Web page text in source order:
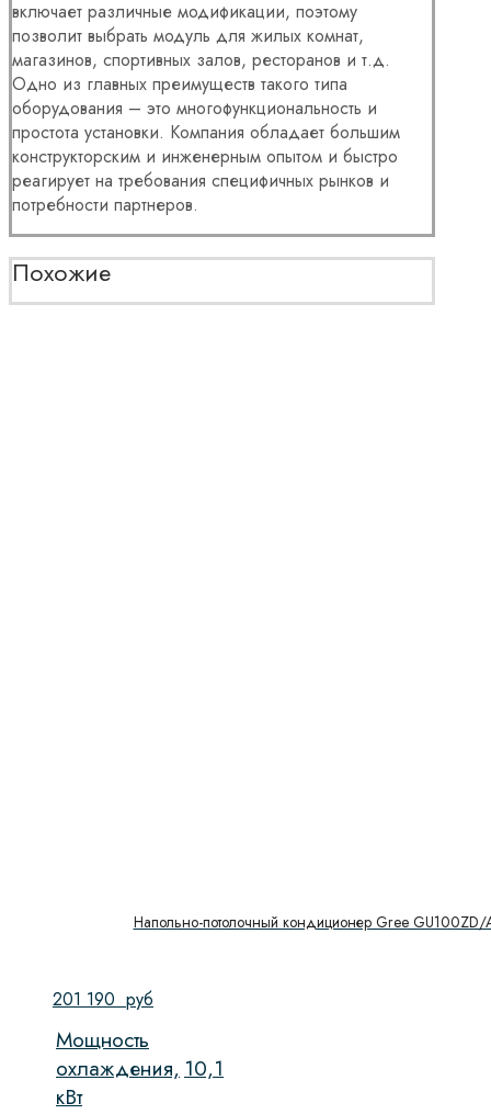
включает различные модификации, поэтому
позволит выбрать модуль для жилых комнат,
магазинов, спортивных залов, ресторанов и т.д.
Одно из главных преимуществ такого типа
оборудования – это многофункциональность и
простота установки. Компания обладает большим
конструкторским и инженерным опытом и быстро
реагирует на требования специфичных рынков и
потребности партнеров.
Похожие
Напольно-потолочный кондиционер Gree
201 190 руб
Мощность
охлаждения,
кВт
10,1